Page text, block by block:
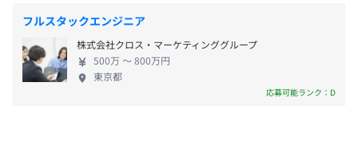
主にコンピューター専門学校出身者が多く、現在はPM,PL
保険）
お客さまからの要望に応じた商品提案、販売も提供
しています。長年の経験とノウハウで、金融機関とし
て求められる、より高度な安定性・信頼性を確立
し、お客さまより極めて高い評価を得ています。
フルスタックエンジニア
株式会社クロス・マーケティンググループ
500万 〜 800万円
東京都
応募可能ランク：D